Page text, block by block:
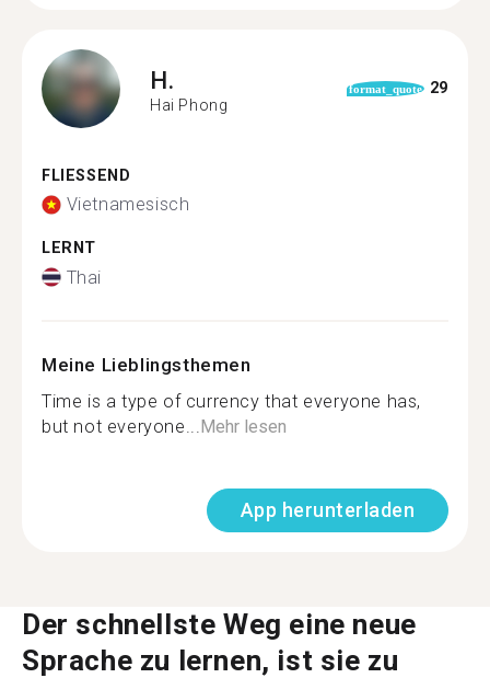
H.
Hai Phong
format_quote 29
FLIESSEND
Vietnamesisch
LERNT
Thai
Meine Lieblingsthemen
Time is a type of currency that everyone has,
but not everyone... Mehr lesen
App herunterladen
Der schnellste Weg eine neue
Sprache zu lernen, ist sie zu